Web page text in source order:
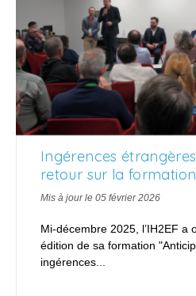
Ingérences étrangères
retour sur la formation
Mis à jour le 05 février 2026
Mi-décembre 2025, l’IH2EF a
édition de sa formation
ingérences...